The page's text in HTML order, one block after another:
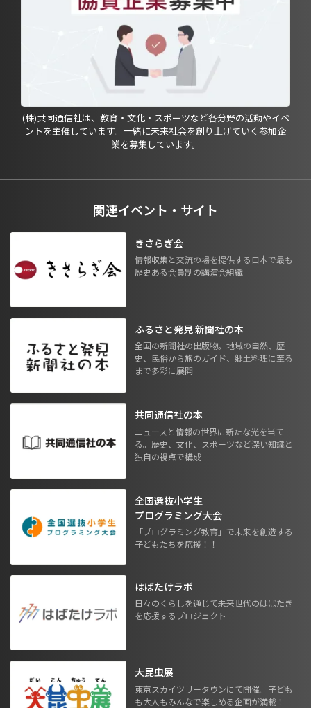
(株)共同通信社は、教育・文化・スポーツなど各分野の活動やイベ
ントを主催しています。一緒に未来社会を創り上げていく参加企
業を募集しています。
関連イベント・サイト
きさらぎ会
情報収集と交流の場を提供する日本で最も
歴史ある会員制の講演会組織
ふるさと発見 新聞社の本
全国の新聞社の出版物。地域の自然、歴
史、民俗から旅のガイド、郷土料理に至る
まで多彩に展開
共同通信社の本
ニュースと情報の世界に新たな光を当て
る。歴史、文化、スポーツなど深い知識と
独自の視点で構成
全国選抜小学生
プログラミング大会
「プログラミング教育」で未来を創造する
子どもたちを応援！！
はばたけラボ
日々のくらしを通じて未来世代のはばたき
を応援するプロジェクト
大昆虫展
東京スカイツリータウンにて開催。子ども
も大人もみんなで楽しめる企画が満載！